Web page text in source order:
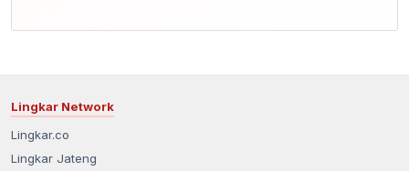
Lingkar Network
Lingkar.co
Lingkar Jateng